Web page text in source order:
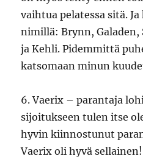
vaihtua pelatessa sitä.
nimillä: Brynn, Galaden,
ja Kehli. Pidemmittä
katsomaan minun
6. Vaerix – parantaja
sijoitukseen tulen itse
hyvin kiinnostunut
Vaerix oli hyvä